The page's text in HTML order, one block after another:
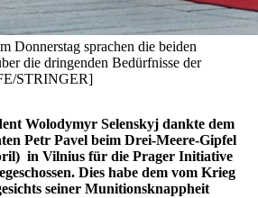
Donnerstag sprachen die beiden
die dringenden Bedürfnisse der
STRINGER]
Wolodymyr Selenskyj dankte dem
Petr Pavel beim Drei-Meere-Gipfel
in Vilnius für die Prager Initiative
Dies habe dem vom Krieg
seiner Munitionsknappheit